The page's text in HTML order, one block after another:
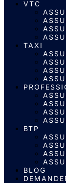
VTC
TAXI
BTP
BLOG